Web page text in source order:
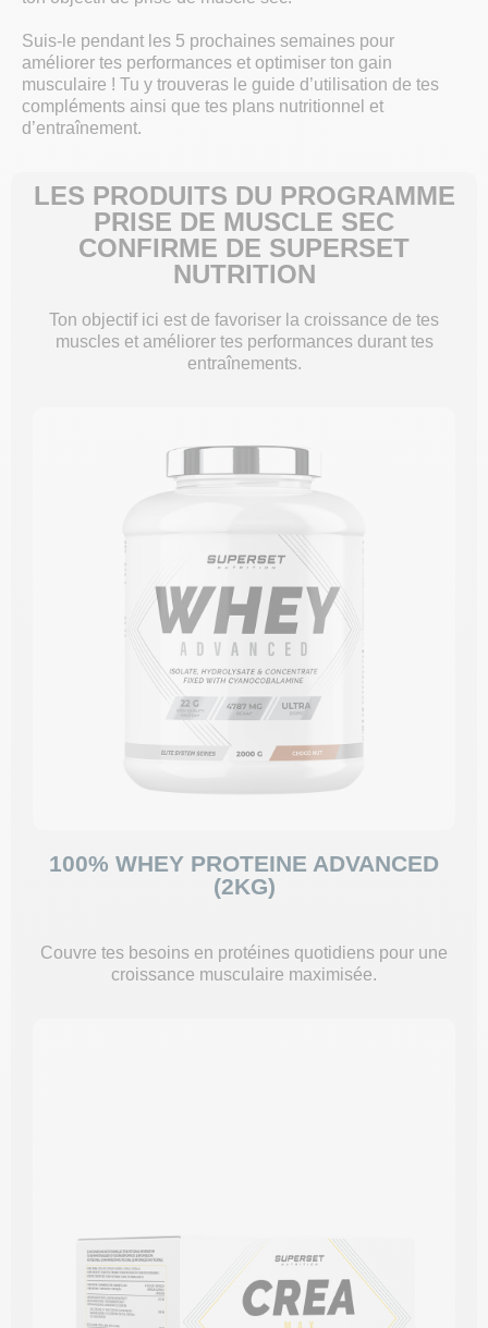
Suis-le pendant les 5 prochaines semaines pour
améliorer tes performances et optimiser ton gain
musculaire ! Tu y trouveras le guide d’utilisation de tes
compléments ainsi que tes plans nutritionnel et
d’entraînement.
LES PRODUITS DU PROGRAMME
PRISE DE MUSCLE SEC
CONFIRME DE SUPERSET
NUTRITION
Ton objectif ici est de favoriser la croissance de tes
muscles et améliorer tes performances durant tes
entraînements.
100% WHEY PROTEINE ADVANCED
(2KG)
Couvre tes besoins en protéines quotidiens pour une
croissance musculaire maximisée.